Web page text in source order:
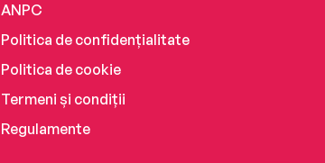
ANPC
Politica de confidențialitate
Politica de cookie
Termeni și condiții
Regulamente